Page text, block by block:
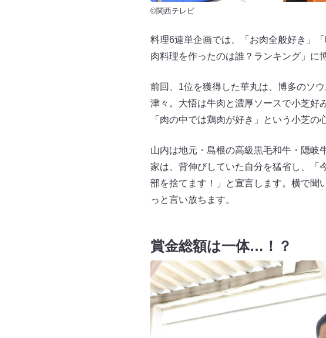
©関西テレビ
料理6連単企画では、「お肉全般好き」
肉料理を作ったのは誰？ランキング」に
前回、1位を獲得した華丸は、博多のソ
津々。大悟は牛肉と濃厚ソースで小芝好
「肉の中では鶏肉が好き」という小芝の
山内は地元・島根の高級黒毛和牛・隠岐
家は、背伸びしていた自分を猛省し、
部を捨てます！」と宣言します。横で
っと言い放ちます。
賞金総額は一体…！？